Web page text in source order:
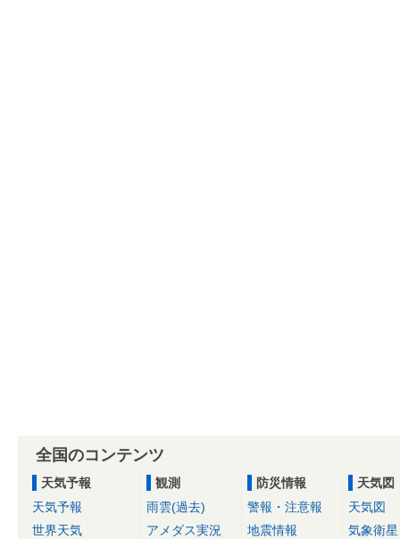
全国のコンテンツ
天気予報
天気予報
世界天気
観測
雨雲(過去)
アメダス実況
防災情報
警報・注意報
地震情報
天気図
天気図
気象衛星